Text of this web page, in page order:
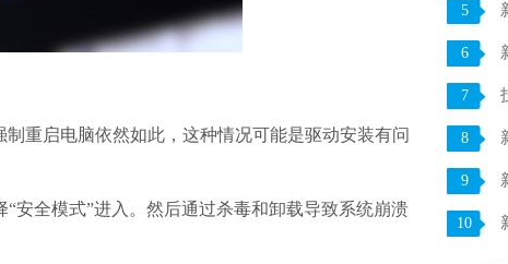
重启电脑依然如此，这种情况可能是驱动安装有问
安全模式”进入。然后通过杀毒和卸载导致系统崩溃
5
6
7
8
9
10